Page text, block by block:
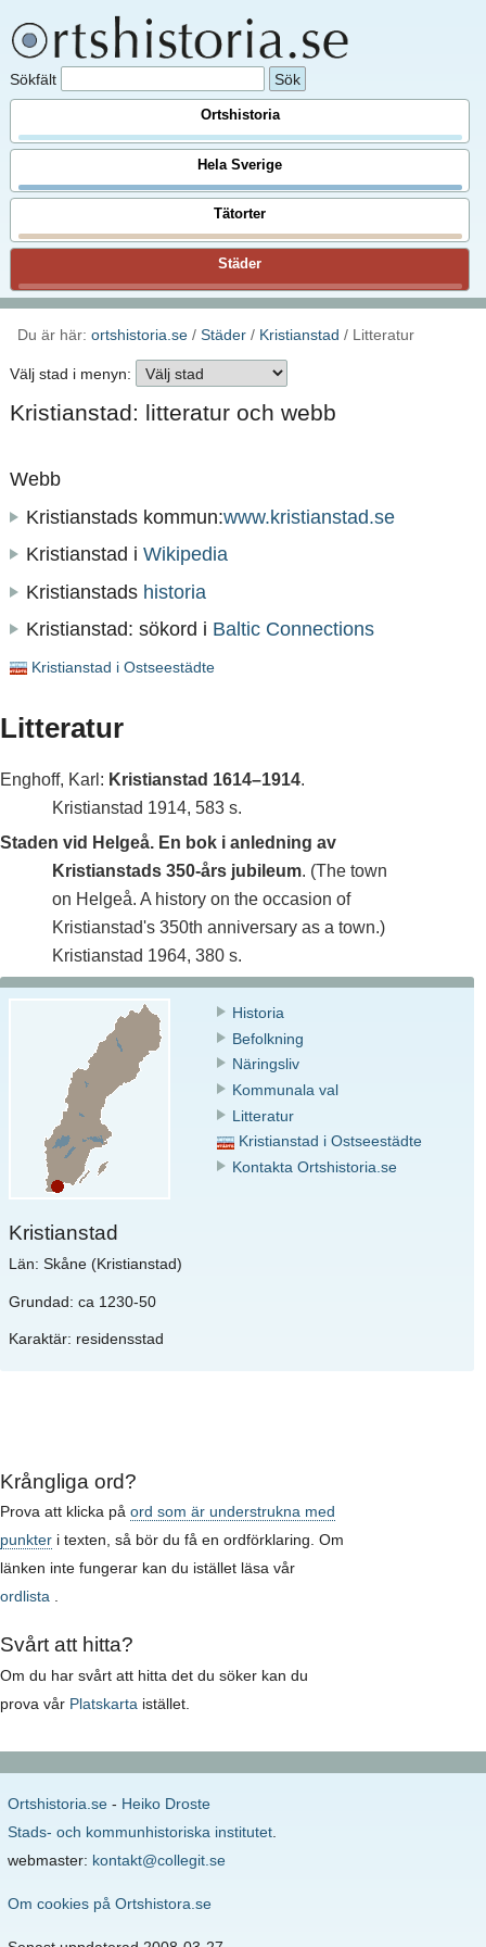
Sökfält
Ortshistoria
Hela Sverige
Tätorter
Städer
Du är här: ortshistoria.se/ Städer/ Kristianstad / Litteratur
Välj stad i menyn:
Kristianstad: litteratur och webb
Webb
Kristianstads kommun:www.kristianstad.se
Kristianstad i Wikipedia
Kristianstads historia
Kristianstad: sökord i Baltic Connections
Kristianstad i Ostseestädte
Litteratur
Enghoff, Karl: Kristianstad 1614–1914.
Kristianstad 1914, 583 s.
Staden vid Helgeå. En bok i anledning av
Kristianstads 350-års jubileum. (The town
on Helgeå. A history on the occasion of
Kristianstad's 350th anniversary as a town.)
Kristianstad 1964, 380 s.
Kristianstad
Län: Skåne (Kristianstad)
Grundad: ca 1230-50
Karaktär: residensstad
Historia
Befolkning
Näringsliv
Kommunala val
Litteratur
Kristianstad i Ostseestädte
Kontakta Ortshistoria.se
Krångliga ord?
Prova att klicka på ord som är understrukna med
punkter i texten, så bör du få en ordförklaring. Om
länken inte fungerar kan du istället läsa vår
ordlista .
Svårt att hitta?
Om du har svårt att hitta det du söker kan du
prova vår Platskarta istället.
Ortshistoria.se - Heiko Droste
Stads- och kommunhistoriska institutet
webmaster: kontakt@collegit.se
Om cookies på Ortshistora.se